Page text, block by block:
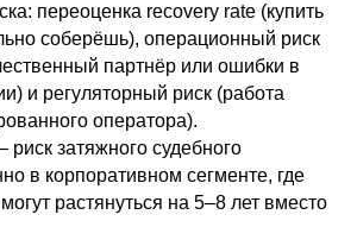
переоценка recovery rate (купить
соберёшь), операционный риск
партнёр или ошибки в
и регуляторный риск (работа
оператора).
затяжного судебного
в корпоративном сегменте, где
растянуться на 5–8 лет вместо